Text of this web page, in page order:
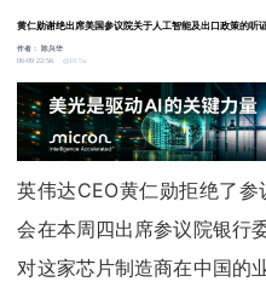
黄仁勋谢绝出席美国参议院关于人工智能及出口政策的听
作者：
陈兴华
06-09 22:56
10.5w
英伟达CEO黄仁勋拒绝了
会在本周四出席参议院银行
对这家芯片制造商在中国的